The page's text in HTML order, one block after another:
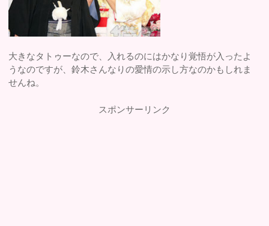
大きなタトゥーなので、入れるのにはかなり覚悟が入ったよ
うなのですが、鈴木さんなりの愛情の示し方なのかもしれま
せんね。
スポンサーリンク